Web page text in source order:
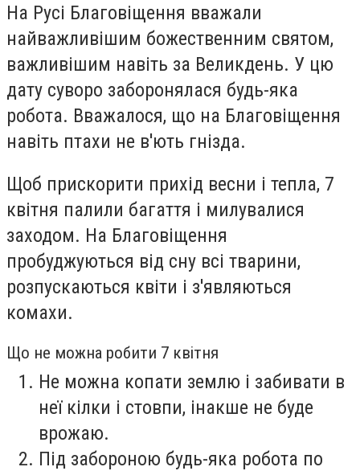
На Русі Благовіщення вважали
найважливішим божественним святом,
важливішим навіть за Великдень. У цю
дату суворо заборонялася будь-яка
робота. Вважалося, що на Благовіщення
навіть птахи не в'ють гнізда.
Щоб прискорити прихід весни і тепла, 7
квітня палили багаття і милувалися
заходом. На Благовіщення
пробуджуються від сну всі тварини,
розпускаються квіти і з'являються
комахи.
Що не можна робити 7 квітня
Не можна копати землю і забивати в
неї кілки і стовпи, інакше не буде
врожаю.
Під забороною будь-яка робота по